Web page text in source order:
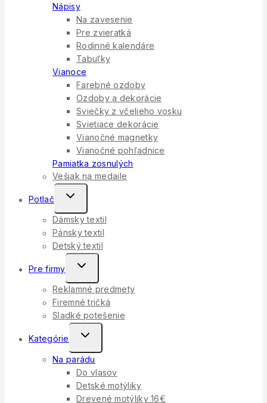
Nápisy
Na zavesenie
Pre zvieratká
Rodinné kalendáre
Tabuľky
Vianoce
Farebné ozdoby
Ozdoby a dekorácie
Sviečky z včelieho vosku
Svietiace dekorácie
Vianočné magnetky
Vianočné pohľadnice
Pamiatka zosnulých
Vešiak na medaile
Potlač
Toggle
Child
Menu
Dámsky textil
Pánsky textil
Detský textil
Pre firmy
Toggle
Child
Menu
Reklamné predmety
Firemné tričká
Sladké potešenie
Kategórie
Toggle
Child
Menu
Na parádu
Do vlasov
Detské motýliky
Drevené motýliky 16€